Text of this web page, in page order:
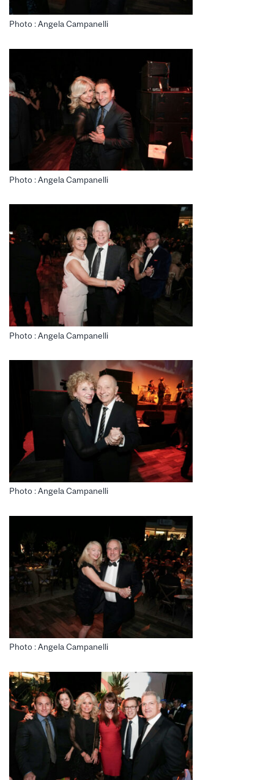
Photo : Angela Campanelli
Photo : Angela Campanelli
Photo : Angela Campanelli
Photo : Angela Campanelli
Photo : Angela Campanelli